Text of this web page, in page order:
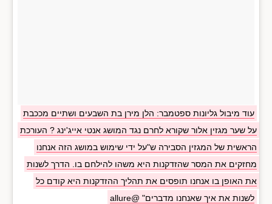
עוד מיבול גליונות ספטמבר: הלן מירן בת השבעים ושתיים מככבת
על שער מגזין אלור שקורא לחרם נגד המושג אנטי אייג'ינג ? העורכת
הראשית של המגזין הסבירה ש"על ידי שימוש במושג הזה אנחנו
מחזקים את המסר שהזדקנות היא משהו להילחם בו. הדרך לשנות
את האופן בו אנחנו תופסים את תהליך ההזדקנות היא קודם כל
לשנות את איך שאנחנו מדברים" @allure